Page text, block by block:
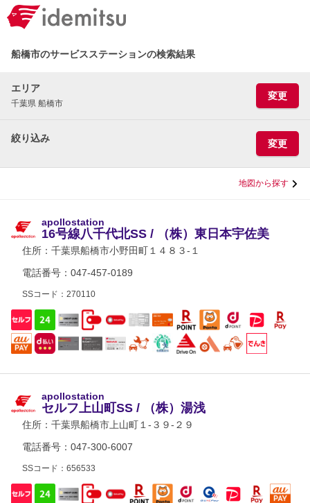
船橋市のサービスステーションの検索結果
エリア
千葉県 船橋市
変更
絞り込み 変更
地図から探す
apollostation
16号線八千代北SS / （株）東日本宇佐美
住所： 千葉県船橋市小野田町１４８３-１
電話番号：047-457-0189
SSコード：270110
apollostation
セルフ上山町SS / （株）湯浅
住所： 千葉県船橋市上山町１-３９-２９
電話番号：047-300-6007
SSコード：656533